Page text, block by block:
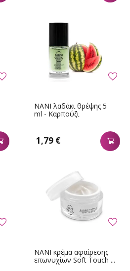
NANI λαδάκι θρέψης 5
ml - Καρπούζι
1,79 €
NANI κρέμα αφαίρεσης
επωνυχίων Soft Touch ...